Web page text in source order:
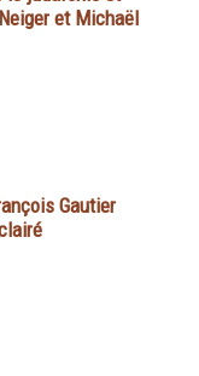
et Michaël
Gautier